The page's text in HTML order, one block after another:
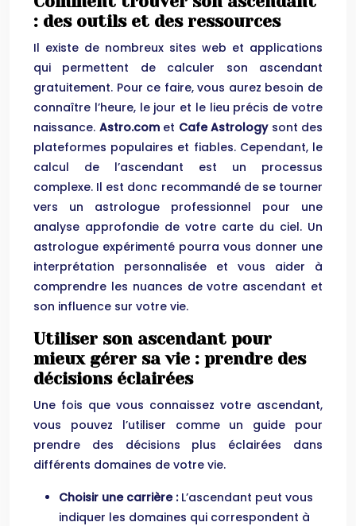
: des outils et des ressources
Il existe de nombreux sites web et applications
qui permettent de calculer son ascendant
gratuitement. Pour ce faire, vous aurez besoin de
connaître l’heure, le jour et le lieu précis de votre
naissance. Astro.com et Cafe Astrology sont des
plateformes populaires et fiables. Cependant, le
calcul de l’ascendant est un processus
complexe. Il est donc recommandé de se tourner
vers un astrologue professionnel pour une
analyse approfondie de votre carte du ciel. Un
astrologue expérimenté pourra vous donner une
interprétation personnalisée et vous aider à
comprendre les nuances de votre ascendant et
son influence sur votre vie.
Utiliser son ascendant pour
mieux gérer sa vie : prendre des
décisions éclairées
Une fois que vous connaissez votre ascendant,
vous pouvez l’utiliser comme un guide pour
prendre des décisions plus éclairées dans
différents domaines de votre vie.
Choisir une carrière : L’ascendant peut vous
indiquer les domaines qui correspondent à